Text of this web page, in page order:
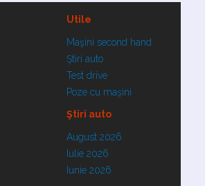
Utile
Maşini second hand
Ştiri auto
Test drive
Poze cu maşini
Ştiri auto
August 2026
Iulie 2026
Iunie 2026